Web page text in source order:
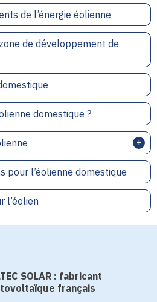
de l’énergie éolienne
zone de développement de
domestique ?
pour l’éolienne domestique
l’éolien
SOLAR : fabricant
français